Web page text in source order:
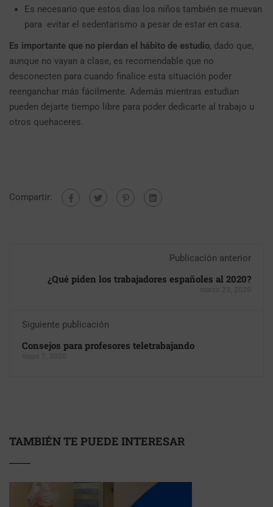
Es necesario que estos días los niños también se muevan
para evitar el sedentarismo a pesar de estar en casa.
Es importante que no pierdan el hábito de estudio, dado que,
aunque no vayan a clase, es recomendable que no
desconecten para cuando finalice esta situación poder
reenganchar más fácilmente. Además mientras estudian
pueden dejarte tiempo libre para poder dedicarte al trabajo u
otros quehaceres.
Compartir:
Publicación anterior
¿Qué piden los trabajadores españoles al 2020?
Siguiente publicación
Consejos para profesores teletrabajando
TAMBIÉN TE PUEDE INTERESAR